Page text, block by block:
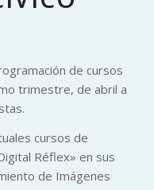
de cursos
trimestre, de abril a
cursos de
Réflex» en sus
de Imágenes